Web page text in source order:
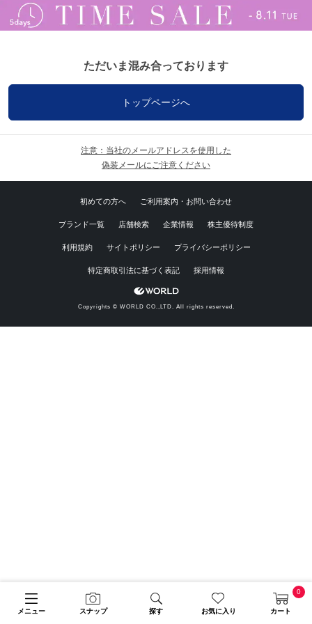
メニュー スナップ 探す お気に入り カート
0
ただいま混み合っております
トップページへ
注意：当社のメールアドレスを使用した
偽装メールにご注意ください
初めての方へ ご利用案内・お問い合わせ
ブランド一覧 店舗検索 企業情報 株主優待制度
利用規約 サイトポリシー プライバシーポリシー
特定商取引法に基づく表記 採用情報
Copyrights © WORLD CO.,LTD. All rights reserved.